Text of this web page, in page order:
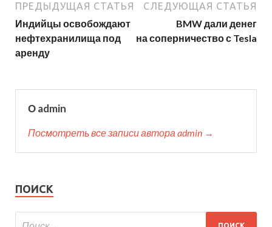
ПРЕДЫДУЩАЯ СТАТЬЯ
Индийцы освобождают
нефтехранилища под
аренду
СЛЕДУЮЩАЯ СТАТЬЯ
BMW дали денег
на соперничество с Tesla
О admin
Посмотреть все записи автора admin →
ПОИСК